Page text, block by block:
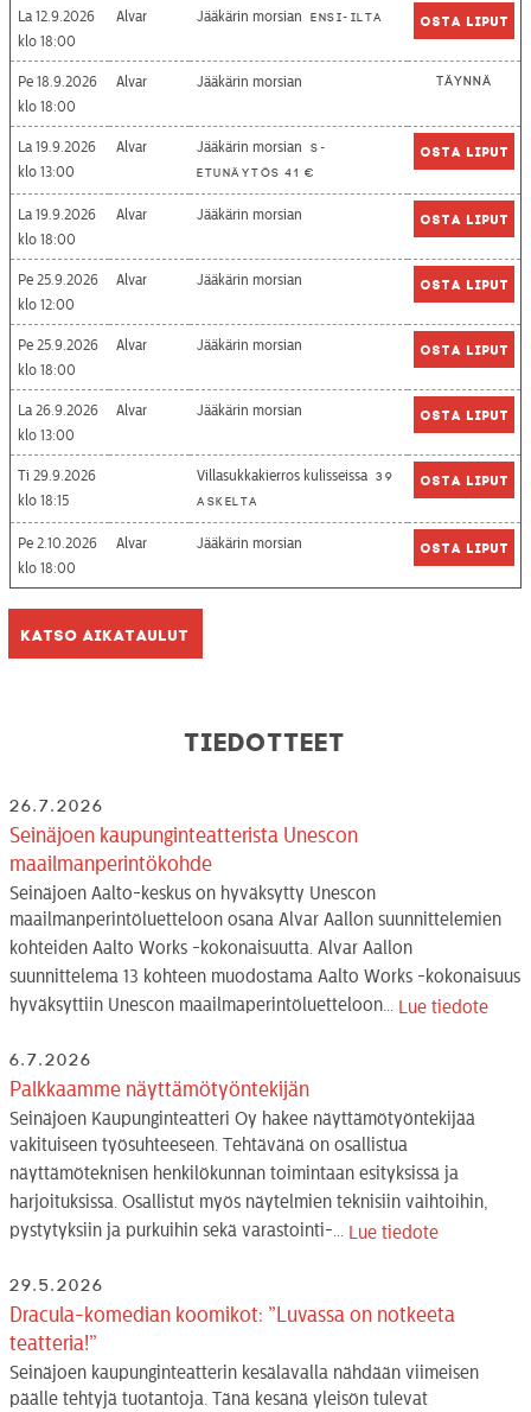
La 12.9.2026
18:00
Alvar Jääkärin morsian Ensi-ilta Osta liput
Pe 18.9.2026
18:00
Alvar Jääkärin morsian Täynnä
La 19.9.2026
13:00
Alvar Jääkärin morsian
S-
etunäytös 41 €
Osta liput
La 19.9.2026
18:00
Alvar Jääkärin morsian Osta liput
Pe 25.9.2026
12:00
Alvar Jääkärin morsian Osta liput
Pe 25.9.2026
18:00
Alvar Jääkärin morsian Osta liput
La 26.9.2026
13:00
Alvar Jääkärin morsian Osta liput
Ti 29.9.2026
18:15
Villasukkakierros kulisseissa 39
askelta
Osta liput
Pe 2.10.2026
18:00
Alvar Jääkärin morsian Osta liput
Katso aikataulut
Tiedotteet
26.7.2026
Seinäjoen kaupunginteatterista Unescon
maailmanperintökohde
Seinäjoen Aalto-keskus on hyväksytty Unescon
maailmanperintöluetteloon osana Alvar Aallon suunnittelemien
kohteiden Aalto Works -kokonaisuutta. Alvar Aallon
suunnittelema 13 kohteen muodostama Aalto Works -kokonaisuus
hyväksyttiin Unescon maailmaperintöluetteloon...
Lue tiedote
6.7.2026
Palkkaamme näyttämötyöntekijän
Seinäjoen Kaupunginteatteri Oy hakee näyttämötyöntekijää
vakituiseen työsuhteeseen. Tehtävänä on osallistua
näyttämöteknisen henkilökunnan toimintaan esityksissä ja
harjoituksissa. Osallistut myös näytelmien teknisiin vaihtoihin,
pystytyksiin ja purkuihin sekä varastointi-...
Lue tiedote
29.5.2026
Dracula-komedian koomikot: ”Luvassa on notkeeta
teatteria!”
Seinäjoen kaupunginteatterin kesälavalla nähdään viimeisen
päälle tehtyjä tuotantoja. Tänä kesänä yleisön tulevat